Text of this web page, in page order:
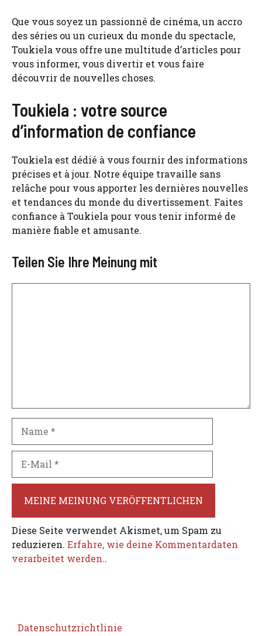
Que vous soyez un passionné de cinéma, un accro
des séries ou un curieux du monde du spectacle,
Toukiela vous offre une multitude d’articles pour
vous informer, vous divertir et vous faire
découvrir de nouvelles choses.
Toukiela : votre source
d’information de confiance
Toukiela est dédié à vous fournir des informations
précises et à jour. Notre équipe travaille sans
relâche pour vous apporter les dernières nouvelles
et tendances du monde du divertissement. Faites
confiance à Toukiela pour vous tenir informé de
manière fiable et amusante.
Teilen Sie Ihre Meinung mit
Mail
Diese Seite verwendet Akismet, um Spam zu
reduzieren. Erfahre, wie deine Kommentardaten
verarbeitet werden..
Datenschutzrichtlinie